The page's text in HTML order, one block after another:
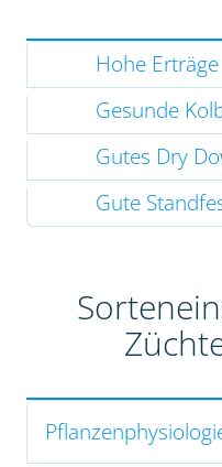
Hohe Erträge
Gesunde
Gutes Dry
Gute